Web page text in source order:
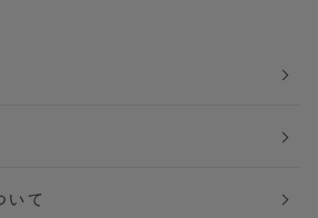
いて